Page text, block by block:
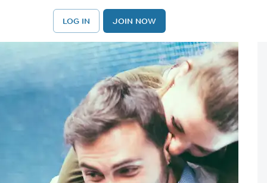
LOG IN JOIN NOW